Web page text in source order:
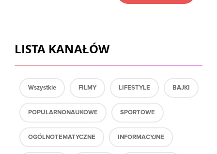
LISTA KANAŁÓW
Wszystkie FILMY LIFESTYLE BAJKI
POPULARNONAUKOWE SPORTOWE
OGÓLNOTEMATYCZNE INFORMACYJNE